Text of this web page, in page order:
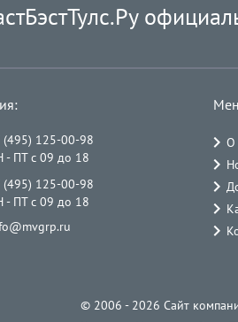
(495) 125-00-98
- ПТ с 09 до 18
(495) 125-00-98
- ПТ с 09 до 18
О
© 2006 - 2026 Cайт